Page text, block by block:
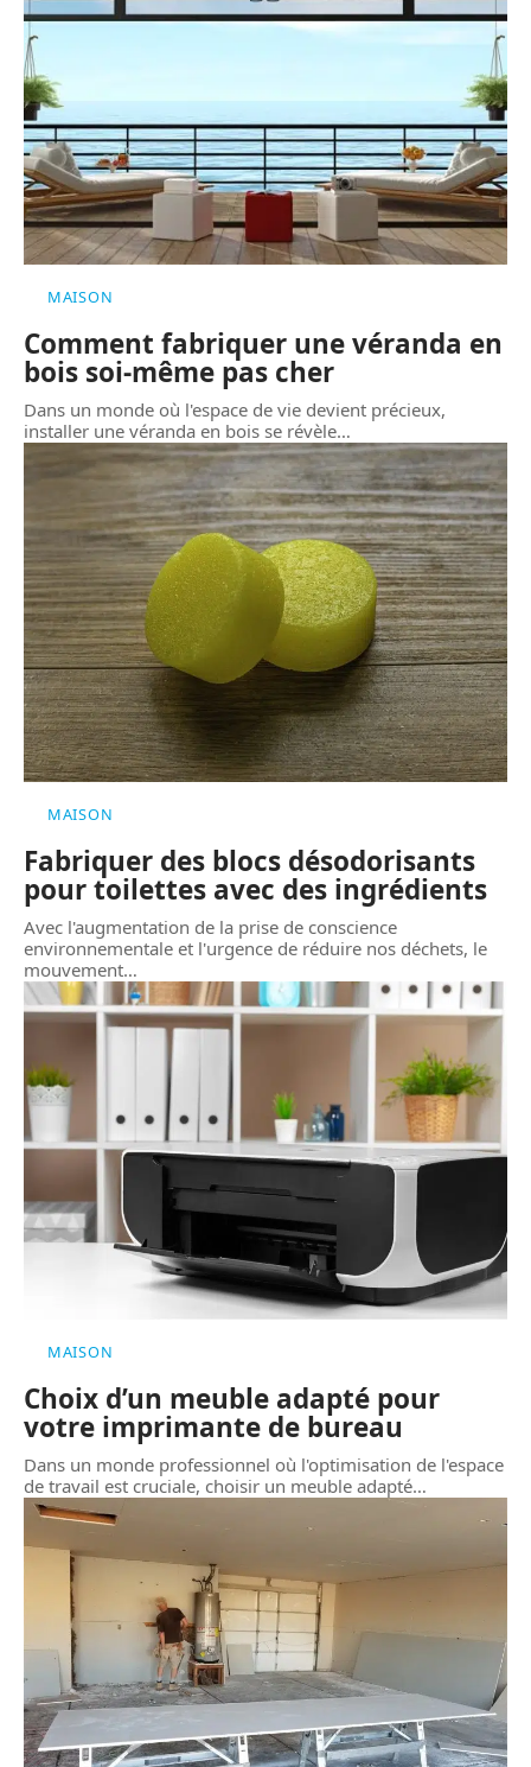
MAISON
Comment fabriquer une véranda en
bois soi-même pas cher
Dans un monde où l'espace de vie devient précieux,
installer une véranda en bois se révèle…
MAISON
Fabriquer des blocs désodorisants
pour toilettes avec des ingrédients
Avec l'augmentation de la prise de conscience
environnementale et l'urgence de réduire nos déchets, le
mouvement…
MAISON
Choix d’un meuble adapté pour
votre imprimante de bureau
Dans un monde professionnel où l'optimisation de l'espace
de travail est cruciale, choisir un meuble adapté…